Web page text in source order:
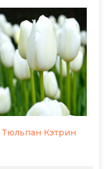
Тюльпан Кэтрин